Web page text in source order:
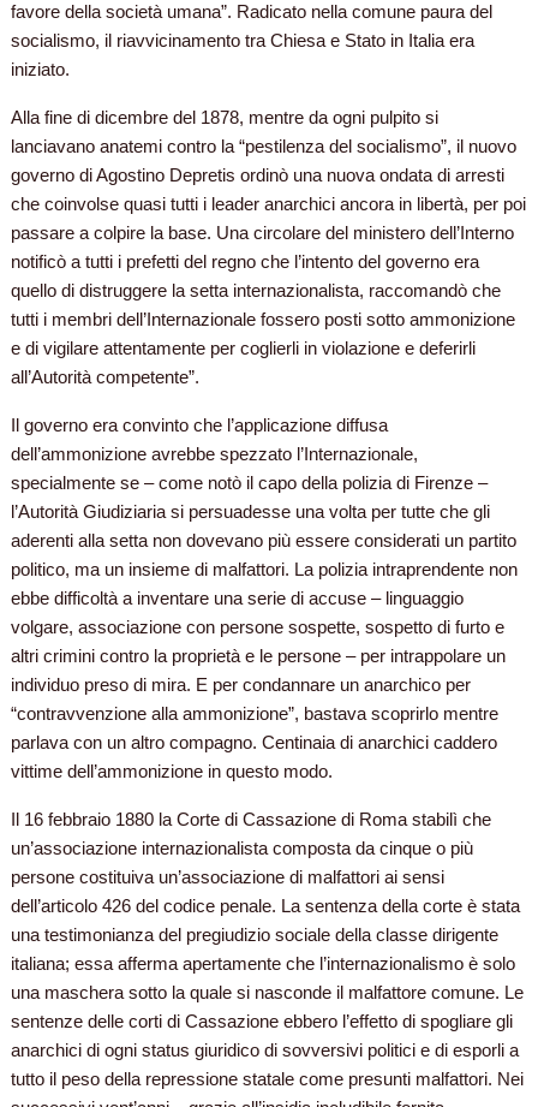
favore della società umana”. Radicato nella comune paura del
socialismo, il riavvicinamento tra Chiesa e Stato in Italia era
iniziato.
Alla fine di dicembre del 1878, mentre da ogni pulpito si
lanciavano anatemi contro la “pestilenza del socialismo”, il nuovo
governo di Agostino Depretis ordinò una nuova ondata di arresti
che coinvolse quasi tutti i leader anarchici ancora in libertà, per poi
passare a colpire la base. Una circolare del ministero dell’Interno
notificò a tutti i prefetti del regno che l’intento del governo era
quello di distruggere la setta internazionalista, raccomandò che
tutti i membri dell’Internazionale fossero posti sotto ammonizione
e di vigilare attentamente per coglierli in violazione e deferirli
all’Autorità competente”.
Il governo era convinto che l’applicazione diffusa
dell’ammonizione avrebbe spezzato l’Internazionale,
specialmente se – come notò il capo della polizia di Firenze –
l’Autorità Giudiziaria si persuadesse una volta per tutte che gli
aderenti alla setta non dovevano più essere considerati un partito
politico, ma un insieme di malfattori. La polizia intraprendente non
ebbe difficoltà a inventare una serie di accuse – linguaggio
volgare, associazione con persone sospette, sospetto di furto e
altri crimini contro la proprietà e le persone – per intrappolare un
individuo preso di mira. E per condannare un anarchico per
“contravvenzione alla ammonizione”, bastava scoprirlo mentre
parlava con un altro compagno. Centinaia di anarchici caddero
vittime dell’ammonizione in questo modo.
Il 16 febbraio 1880 la Corte di Cassazione di Roma stabilì che
un’associazione internazionalista composta da cinque o più
persone costituiva un’associazione di malfattori ai sensi
dell’articolo 426 del codice penale. La sentenza della corte è stata
una testimonianza del pregiudizio sociale della classe dirigente
italiana; essa afferma apertamente che l’internazionalismo è solo
una maschera sotto la quale si nasconde il malfattore comune. Le
sentenze delle corti di Cassazione ebbero l’effetto di spogliare gli
anarchici di ogni status giuridico di sovversivi politici e di esporli a
tutto il peso della repressione statale come presunti malfattori. Nei